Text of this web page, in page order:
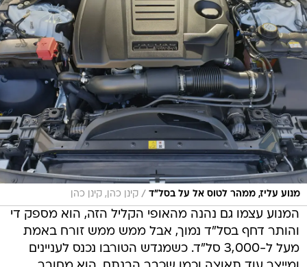
מנוע עליז, ממהר לטוס אל על בסל"ד / קינן כהן, קינן כהן
המנוע עצמו גם נהנה מהאופי הקליל הזה, הוא מספק די
והותר דחף בסל"ד נמוך, אבל ממש ממש זורח באמת
מעל ל-3,000 סל"ד. כשמגדש הטורבו נכנס לעניינים